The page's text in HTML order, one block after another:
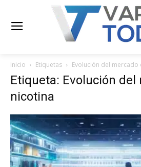
Inicio Etiquetas Evolución del mercado
Etiqueta: Evolución del
nicotina